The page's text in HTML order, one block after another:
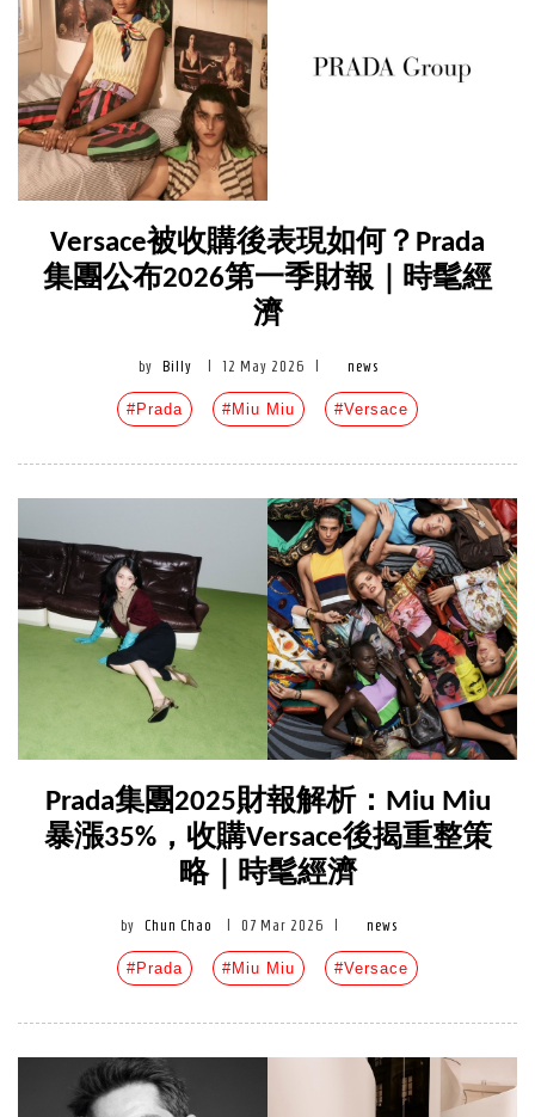
Versace被收購後表現如何？Prada
集團公布2026第一季財報｜時髦經
濟
by Billy 12 May 2026 news
#Prada #Miu Miu #Versace
Prada集團2025財報解析：Miu Miu
暴漲35%，收購Versace後揭重整策
略｜時髦經濟
by Chun Chao 07 Mar 2026 news
#Prada #Miu Miu #Versace